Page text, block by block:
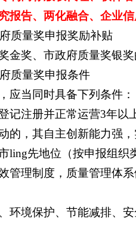
报告、两化融合、企业
质量奖申报奖励补贴
金奖、市政府质量奖银
质量奖申报条件
应当同时具备下列条件：
记注册并正常运营3年以
的，其自主创新能力强
ling先地位（按申报组
管理制度，质量管理体
环境保护、节能减排、